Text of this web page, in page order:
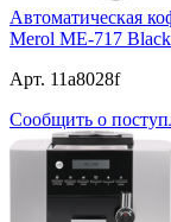
Автоматическая
Merol ME-717 Black
Арт. 11a8028f
Сообщить о